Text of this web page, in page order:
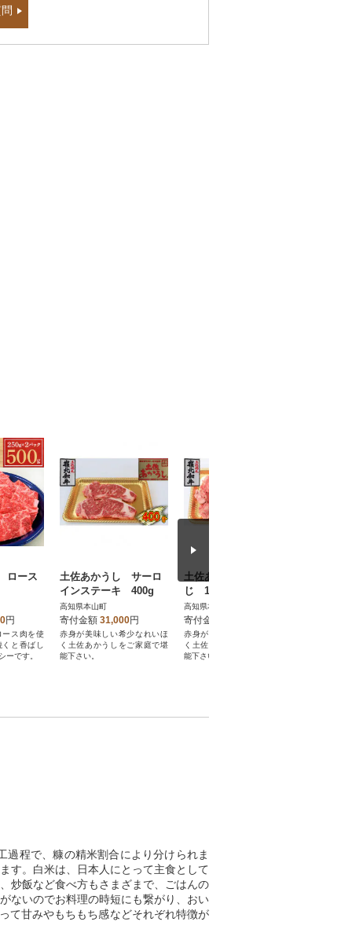
ロース
円
ス肉を使
と香ばし
ーです。
土佐あかうし サーロ
インステーキ 400g
高知県本山町
寄付金額 31,000円
赤身が美味しい希少なれいほ
く土佐あかうしをご家庭で堪
能下さい。
土佐あかうし 牛す
じ 1000g
高知県本山町
寄付金額
赤身が美味しい希少なれいほ
く土佐あかうしをご家庭で堪
能下さい。
程で、糠の精米割合により分けられま
す。白米は、日本人にとって主食として
炒飯など食べ方もさまざまで、ごはんの
ないのでお料理の時短にも繋がり、おい
て甘みやもちもち感などそれぞれ特徴が